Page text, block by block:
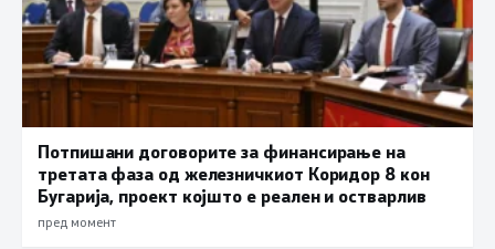
Потпишани договорите за финансирање на
третата фаза од железничкиот Коридор 8 кон
Бугарија, проект којшто е реален и остварлив
пред момент